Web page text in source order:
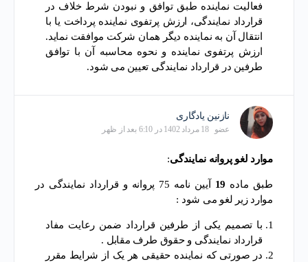
فعالیت نماینده طبق توافق و نبودن شرط خلاف در
قرارداد نمایندگی، ارزش پرتفوی نماینده پرداخت یا با
انتقال آن به نماینده دیگر همان شرکت موافقت نماید.
ارزش پرتفوی نماینده و نحوه محاسبه آن با توافق
طرفین در قرارداد نمایندگی تعیین می شود.
نازنین یادگاری
عضو 18 مرداد 1402 در 6:10 بعد از ظهر
موارد لغو پروانه نمایندگی:
طبق ماده 19
آیین نامه 75 پروانه و قرارداد نمایندگی در
موارد زیر لغو می شود :
با تصمیم یکی از طرفین قرارداد ضمن رعایت مفاد
قرارداد نمایندگی و حقوق طرف مقابل .
در صورتی که نماینده حقیقی هر یک از شرایط مقرر